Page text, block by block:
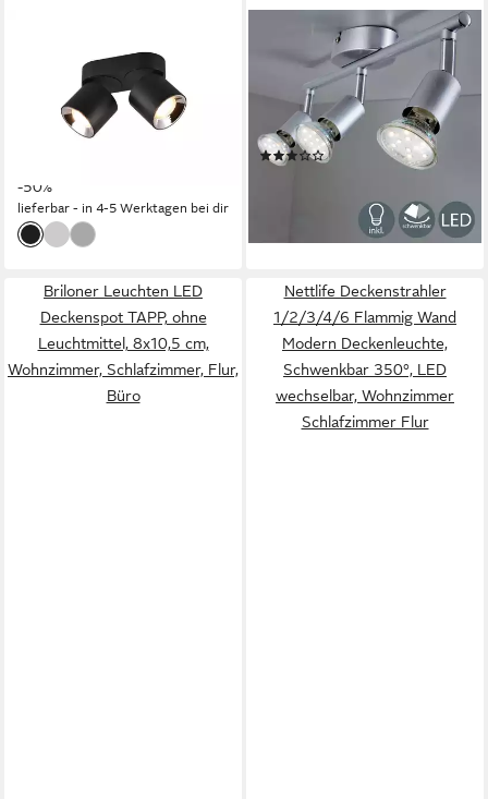
LED Deckenstrahler,
Dimmfunktion, LED
wechselbar, Warmweiß,
Wandstrahler innen, dimmbar
Schwarz 18cm
-50%
lieferbar - in 4-5 Werktagen bei dir
Deckenleuchte Deckenspot
3x3W 750lm 3000K - 30-01-
03-T, LED wechselbar,
Titanfarbig Schwenkbar
Drehbar GU10 Modern
(2)
lieferbar - in 3-4 Werktagen bei dir
Briloner Leuchten LED
Deckenspot TAPP, ohne
Leuchtmittel, 8x10,5 cm,
Wohnzimmer, Schlafzimmer, Flur,
Büro
Nettlife Deckenstrahler
1/2/3/4/6 Flammig Wand
Modern Deckenleuchte,
Schwenkbar 350°, LED
wechselbar, Wohnzimmer
Schlafzimmer Flur